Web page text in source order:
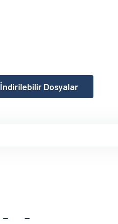
İndirilebilir Dosyalar